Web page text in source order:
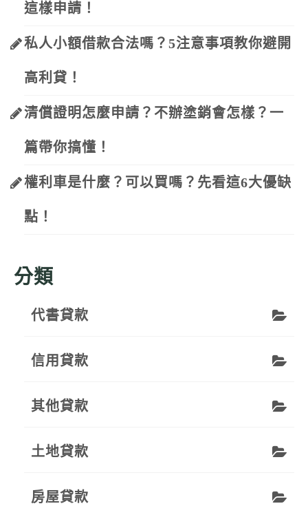
這樣申請！
私人小額借款合法嗎？5注意事項教你避開
高利貸！
清償證明怎麼申請？不辦塗銷會怎樣？一
篇帶你搞懂！
權利車是什麼？可以買嗎？先看這6大優缺
點！
分類
代書貸款
信用貸款
其他貸款
土地貸款
房屋貸款